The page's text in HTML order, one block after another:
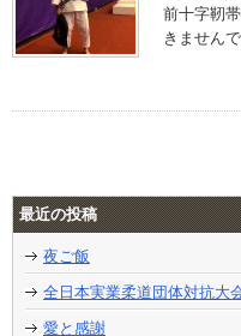
前十字靭
きません
最近の投稿
夜ご飯
全日本実業柔道団体対抗大
愛と感謝